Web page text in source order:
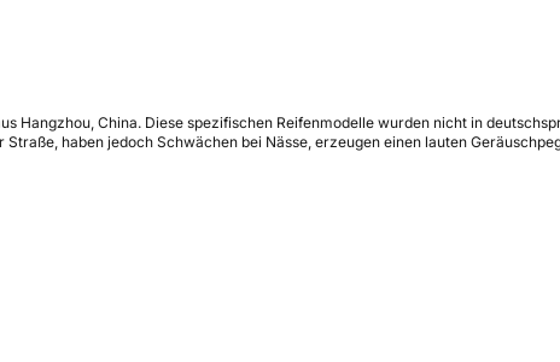
Hangzhou, China. Diese spezifischen Reifenmodelle wurden nicht in
haben jedoch Schwächen bei Nässe, erzeugen einen lauten